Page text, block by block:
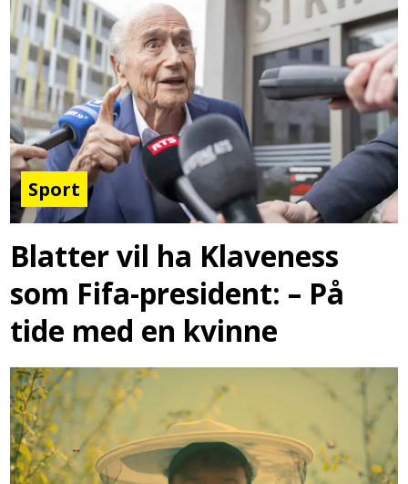
Sport
Blatter vil ha Klaveness
som Fifa-president: – På
tide med en kvinne